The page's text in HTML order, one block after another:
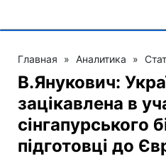
Главная » Аналитика »
В.Янукович:
зацікавлена в
сінгапурського
підготовці до